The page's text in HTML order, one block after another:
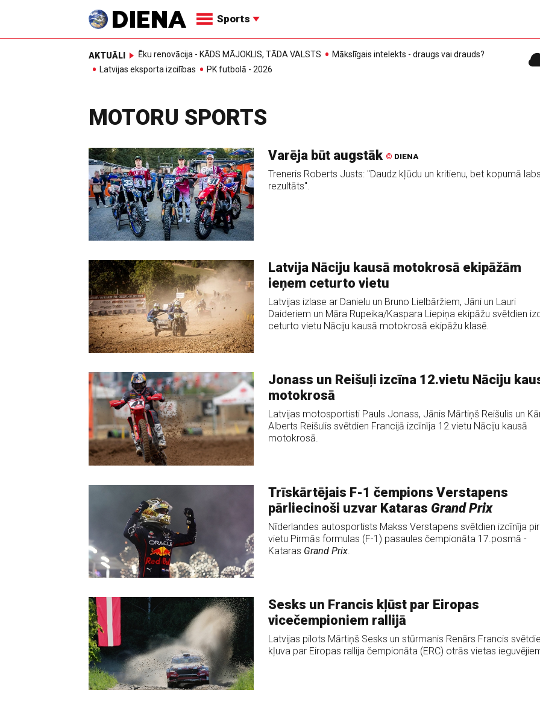
Sports
AKTUĀLI Ēku renovācija - KĀDS MĀJOKLIS, TĀDA VALSTS
Mākslīgais intelekts - draugs vai drauds?
Latvijas eksporta izcilības
PK futbolā - 2026
MOTORU SPORTS
Varēja būt augstāk © DIENA
Treneris Roberts Justs: "Daudz kļūdu un kritienu, bet kopumā
rezultāts".
Latvija Nāciju kausā motokrosā ekipāžām
ieņem ceturto vietu
Latvijas izlase ar Danielu un Bruno Lielbāržiem, Jāni un Lauri
Daideriem un Māra Rupeika/Kaspara Liepiņa ekipāžu svētdien
ceturto vietu Nāciju kausā motokrosā ekipāžu klasē.
Jonass un Reišuļi izcīna 12.vietu Nāciju
motokrosā
Latvijas motosportisti Pauls Jonass, Jānis Mārtiņš Reišulis un
Alberts Reišulis svētdien Francijā izcīnīja 12.vietu Nāciju kausā
motokrosā.
Trīskārtējais F-1 čempions Verstapens
pārliecinoši uzvar Kataras Grand Prix
Nīderlandes autosportists Makss Verstapens svētdien izcīnīja
vietu Pirmās formulas (F-1) pasaules čempionāta 17.posmā -
Kataras Grand Prix.
Sesks un Francis kļūst par Eiropas
vicečempioniem rallijā
Latvijas pilots Mārtiņš Sesks un stūrmanis Renārs Francis
kļuva par Eiropas rallija čempionāta (ERC) otrās vietas